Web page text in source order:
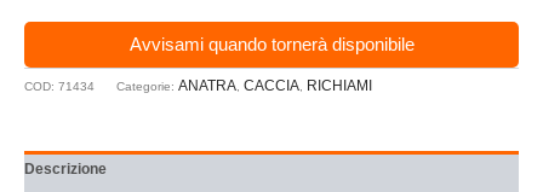
Avvisami quando tornerà disponibile
COD: 71434 Categorie: ANATRA, CACCIA, RICHIAMI
Descrizione